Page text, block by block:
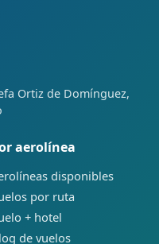
Ortiz de Domínguez,
aerolínea
disponibles
por ruta
+ hotel
de vuelos